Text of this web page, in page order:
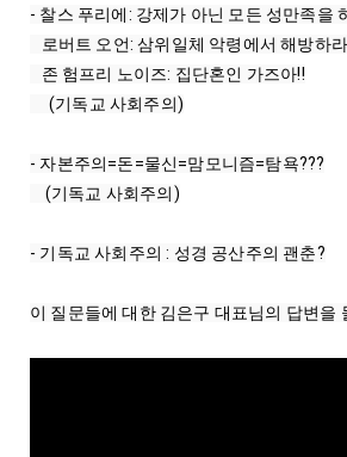
- 찰스 푸리에: 강제가 아닌 모든 성만족을
- 자본주의=돈=물신=맘모니즘=탐욕???
- 기독교 사회주의 : 성경 공산주의 괜춘?
이 질문들에 대한 김은구 대표님의 답변을